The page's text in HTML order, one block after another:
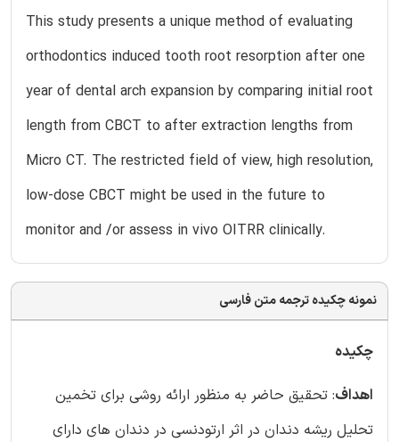
This study presents a unique method of evaluating
orthodontics induced tooth root resorption after one
year of dental arch expansion by comparing initial root
length from CBCT to after extraction lengths from
Micro CT. The restricted field of view, high resolution,
low-dose CBCT might be used in the future to
monitor and /or assess in vivo OITRR clinically.
نمونه چکیده ترجمه متن فارسی
چکیده
اهداف: تحقیق حاضر به منظور ارائه روشی برای تخمین
تحلیل ریشه دندان در اثر ارتودنسی در دندان های دارای